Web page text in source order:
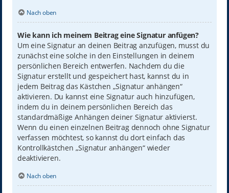
Nach oben
Wie kann ich meinem Beitrag eine Signatur anfügen?
Um eine Signatur an deinen Beitrag anzufügen, musst du
zunächst eine solche in den Einstellungen in deinem
persönlichen Bereich entwerfen. Nachdem du die
Signatur erstellt und gespeichert hast, kannst du in
jedem Beitrag das Kästchen „Signatur anhängen“
aktivieren. Du kannst eine Signatur auch hinzufügen,
indem du in deinem persönlichen Bereich das
standardmäßige Anhängen deiner Signatur aktivierst.
Wenn du einen einzelnen Beitrag dennoch ohne Signatur
verfassen möchtest, so kannst du dort einfach das
Kontrollkästchen „Signatur anhängen“ wieder
deaktivieren.
Nach oben